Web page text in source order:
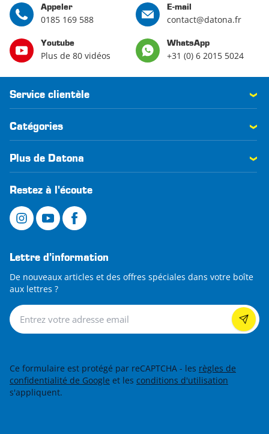
Appeler
0185 169 588
E-mail
contact@datona.fr
Youtube
Plus de 80 vidéos
WhatsApp
+31 (0) 6 2015 5024
Service clientèle
Catégories
Plus de Datona
Restez à l'écoute
Lettre d’information
De nouveaux articles et des offres spéciales dans votre boîte
aux lettres ?
Lettre d’information
Ce formulaire est protégé par reCAPTCHA - les règles de
confidentialité de Google et les conditions d'utilisation
s'appliquent.